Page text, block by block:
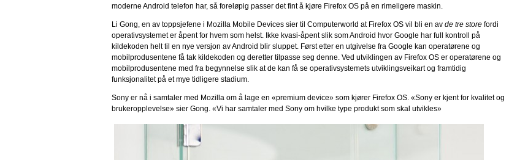
moderne Android telefon har, så foreløpig passer det fint å kjøre Firefox OS på en rimeligere maskin.
Li Gong, en av toppsjefene i Mozilla Mobile Devices sier til Computerworld at Firefox OS vil bli en av de tre store fordi
operativsystemet er åpent for hvem som helst. Ikke kvasi-åpent slik som Android hvor Google har full kontroll på
kildekoden helt til en nye versjon av Android blir sluppet. Først etter en utgivelse fra Google kan operatørene og
mobilprodusentene få tak kildekoden og deretter tilpasse seg denne. Ved utviklingen av Firefox OS er operatørene og
mobilprodusentene med fra begynnelse slik at de kan få se operativsystemets utviklingsveikart og framtidig
funksjonalitet på et mye tidligere stadium.
Sony er nå i samtaler med Mozilla om å lage en «premium device» som kjører Firefox OS. «Sony er kjent for kvalitet og
brukeropplevelse» sier Gong. «Vi har samtaler med Sony om hvilke type produkt som skal utvikles»